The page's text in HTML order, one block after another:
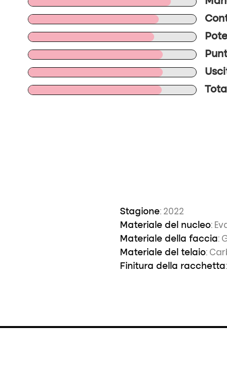
Stagione: 2022
Materiale del nucleo:
Materiale della faccia:
Materiale del telaio:
Finitura della racchetta